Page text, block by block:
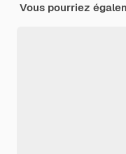
Vous pourriez